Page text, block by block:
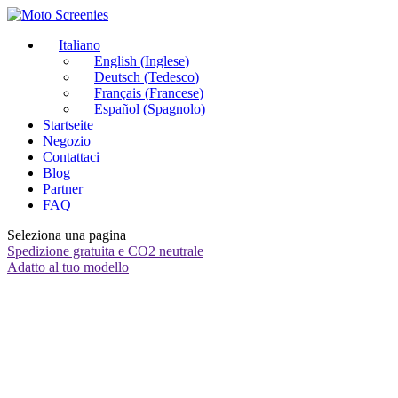
Italiano
English (Inglese)
Deutsch (Tedesco)
Français (Francese)
Español (Spagnolo)
Startseite
Negozio
Contattaci
Blog
Partner
FAQ
Seleziona una pagina
Spedizione gratuita e CO2 neutrale
Adatto al tuo modello